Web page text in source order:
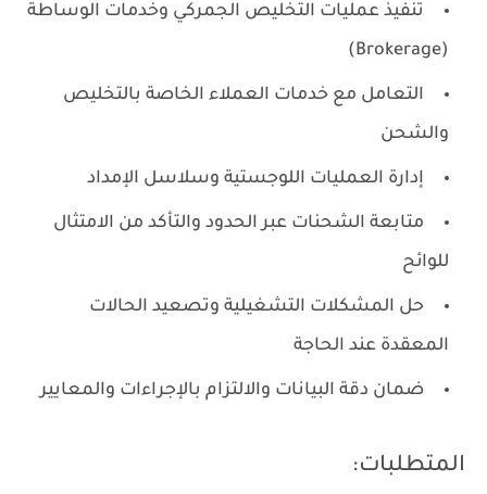
تنفيذ عمليات التخليص الجمركي وخدمات الوساطة
(Brokerage)
التعامل مع خدمات العملاء الخاصة بالتخليص
والشحن
إدارة العمليات اللوجستية وسلاسل الإمداد
متابعة الشحنات عبر الحدود والتأكد من الامتثال
للوائح
حل المشكلات التشغيلية وتصعيد الحالات
المعقدة عند الحاجة
ضمان دقة البيانات والالتزام بالإجراءات والمعايير
المتطلبات: